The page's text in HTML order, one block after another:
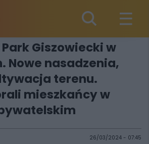
Giszowiecki w
Nowe nasadzenia,
terenu.
mieszkańcy w
26/03/2024 - 07:45